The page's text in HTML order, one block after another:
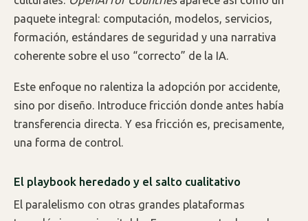
paquete integral: computación, modelos, servicios,
formación, estándares de seguridad y una narrativa
coherente sobre el uso “correcto” de la IA.
Este enfoque no ralentiza la adopción por accidente,
sino por diseño. Introduce fricción donde antes había
transferencia directa. Y esa fricción es, precisamente,
una forma de control.
El playbook heredado y el salto cualitativo
El paralelismo con otras grandes plataformas